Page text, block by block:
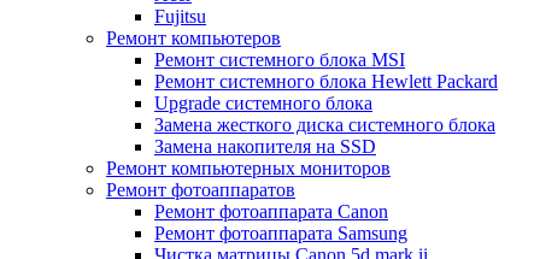
Fujitsu
Ремонт компьютеров
Ремонт системного блока MSI
Ремонт системного блока Hewlett Packard
Upgrade системного блока
Замена жесткого диска системного блока
Замена накопителя на SSD
Ремонт компьютерных мониторов
Ремонт фотоаппаратов
Ремонт фотоаппарата Canon
Ремонт фотоаппарата Samsung
Чистка матрицы Canon 5d mark ii